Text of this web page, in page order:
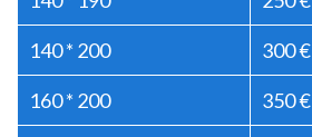
140 * 200 300 €
160 * 200 350 €